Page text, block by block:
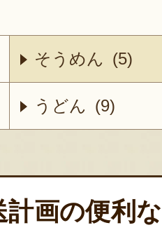
そうめん (5)
うどん (9)
計画の便利